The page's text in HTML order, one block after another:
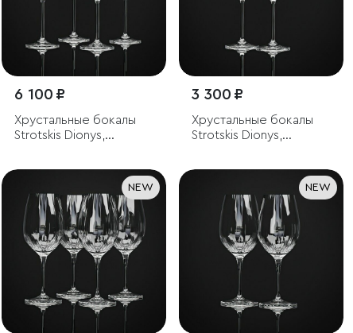
6 100 ₽
Хрустальные бокалы
Strotskis Dionys,
3 300 ₽
Хрустальные бокалы
Strotskis Dionys,
NEW NEW